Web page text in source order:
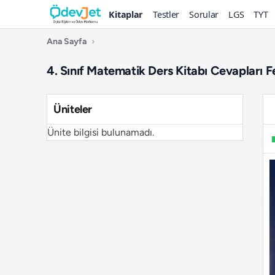
Kitaplar Testler Sorular LGS TYT
Ana Sayfa ›
4. Sınıf Matematik Ders Kitabı Cevapları
Üniteler
Ünite bilgisi bulunamadı.